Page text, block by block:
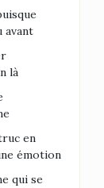
avant
là
en
émotion
qui se